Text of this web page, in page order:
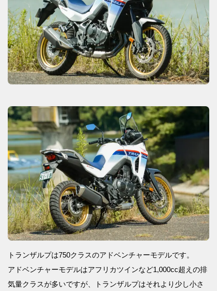
トランザルプは750クラスのアドベンチャーモデルです。
アドベンチャーモデルはアフリカツインなど1,000cc超えの排
気量クラスが多いですが、トランザルプはそれより少し小さ